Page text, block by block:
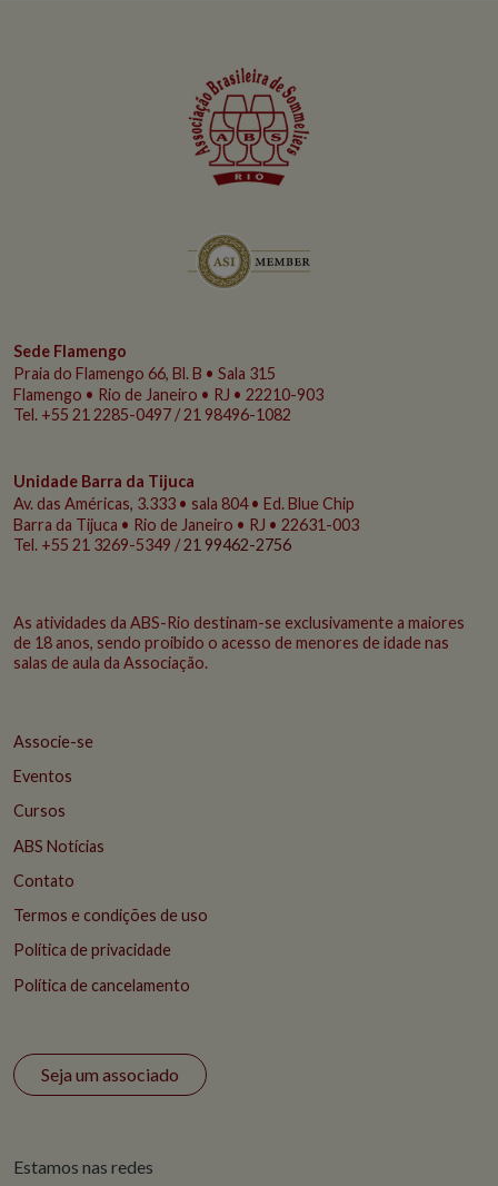
Sede Flamengo
Praia do Flamengo 66, Bl. B • Sala 315
Flamengo • Rio de Janeiro • RJ • 22210-903
Tel. +55 21 2285-0497 / 21 98496-1082
Unidade Barra da Tijuca
Av. das Américas, 3.333 • sala 804 • Ed. Blue Chip
Barra da Tijuca • Rio de Janeiro • RJ • 22631-003
Tel. +55 21 3269-5349 /21 99462-2756
As atividades da ABS-Rio destinam-se exclusivamente a maiores
de 18 anos, sendo proibido o acesso de menores de idade nas
salas de aula da Associação.
Associe-se
Eventos
Cursos
ABS Notícias
Contato
Termos e condições de uso
Política de privacidade
Política de cancelamento
Seja um associado
Estamos nas redes